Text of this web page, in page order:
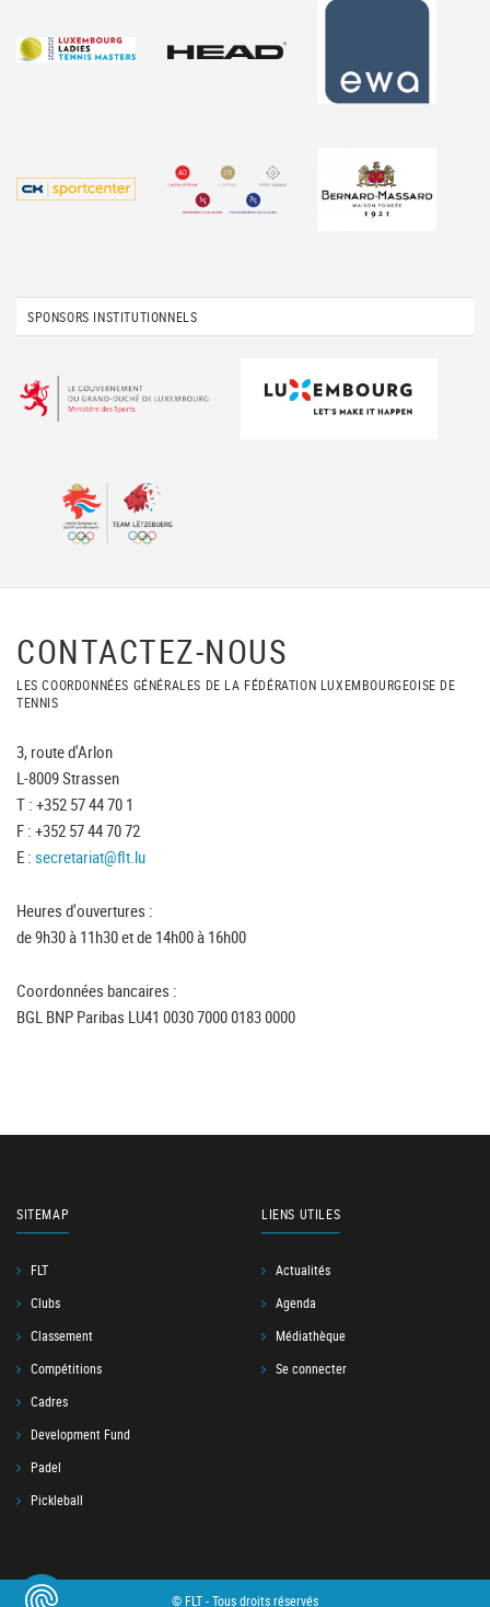
SPONSORS INSTITUTIONNELS
CONTACTEZ-NOUS
LES COORDONNÉES GÉNÉRALES DE LA FÉDÉRATION LUXEMBOURGEOISE DE
TENNIS
3, route d'Arlon
L-8009 Strassen
T : +352 57 44 70 1
F : +352 57 44 70 72
E : secretariat@flt.lu
Heures d'ouvertures :
de 9h30 à 11h30 et de 14h00 à 16h00
Coordonnées bancaires :
BGL BNP Paribas LU41 0030 7000 0183 0000
SITEMAP
FLT
Clubs
Classement
Compétitions
Cadres
Development Fund
Padel
Pickleball
LIENS UTILES
Actualités
Agenda
Médiathèque
Se connecter
© FLT - Tous droits réservés